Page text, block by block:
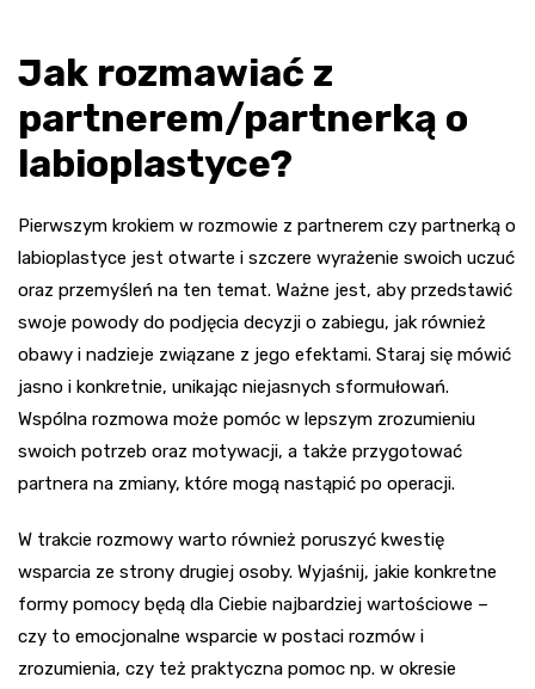
Jak rozmawiać z
partnerem/partnerką o
labioplastyce?
Pierwszym krokiem w rozmowie z partnerem czy partnerką o
labioplastyce jest otwarte i szczere wyrażenie swoich uczuć
oraz przemyśleń na ten temat. Ważne jest, aby przedstawić
swoje powody do podjęcia decyzji o zabiegu, jak również
obawy i nadzieje związane z jego efektami. Staraj się mówić
jasno i konkretnie, unikając niejasnych sformułowań.
Wspólna rozmowa może pomóc w lepszym zrozumieniu
swoich potrzeb oraz motywacji, a także przygotować
partnera na zmiany, które mogą nastąpić po operacji.
W trakcie rozmowy warto również poruszyć kwestię
wsparcia ze strony drugiej osoby. Wyjaśnij, jakie konkretne
formy pomocy będą dla Ciebie najbardziej wartościowe –
czy to emocjonalne wsparcie w postaci rozmów i
zrozumienia, czy też praktyczna pomoc np. w okresie